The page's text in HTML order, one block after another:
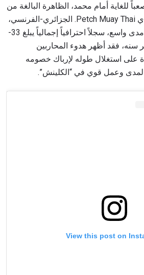
للغاية أمام محمد، الظاهرة البالغة من
العمر 17 عاماً، ممثل نادي Petch Muay Thai. الجزائري-الفرنسي،
مقاتل طويل القامة وذو مدى واسع، سجلاً احترافياً إجمالياً يبلغ 33-
سنه، فقد أظهر هدوء المحاربين
على استغلال طوله لإرباك خصومه
وعمل قوي في “الكلينش”.
View this post on